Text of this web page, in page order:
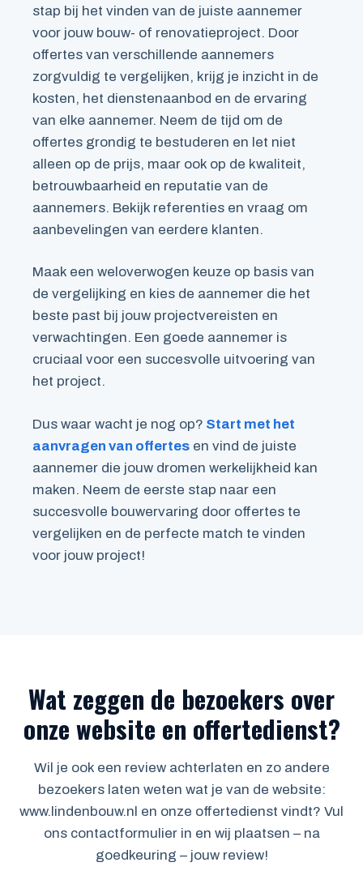
stap bij het vinden van de juiste aannemer
voor jouw bouw- of renovatieproject. Door
offertes van verschillende aannemers
zorgvuldig te vergelijken, krijg je inzicht in de
kosten, het dienstenaanbod en de ervaring
van elke aannemer. Neem de tijd om de
offertes grondig te bestuderen en let niet
alleen op de prijs, maar ook op de kwaliteit,
betrouwbaarheid en reputatie van de
aannemers. Bekijk referenties en vraag om
aanbevelingen van eerdere klanten.
Maak een weloverwogen keuze op basis van
de vergelijking en kies de aannemer die het
beste past bij jouw projectvereisten en
verwachtingen. Een goede aannemer is
cruciaal voor een succesvolle uitvoering van
het project.
Dus waar wacht je nog op? Start met het
aanvragen van offertes en vind de juiste
aannemer die jouw dromen werkelijkheid kan
maken. Neem de eerste stap naar een
succesvolle bouwervaring door offertes te
vergelijken en de perfecte match te vinden
voor jouw project!
Wat zeggen de bezoekers over
onze website en offertedienst?
Wil je ook een review achterlaten en zo andere
bezoekers laten weten wat je van de website:
www.lindenbouw.nl en onze offertedienst vindt? Vul
ons contactformulier in en wij plaatsen – na
goedkeuring – jouw review!